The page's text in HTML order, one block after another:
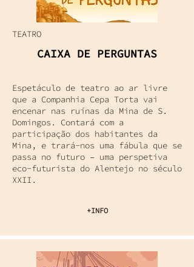
TEATRO
CAIXA DE PERGUNTAS
Espetáculo de teatro ao ar livre
que a Companhia Cepa Torta vai
encenar nas ruínas da Mina de S.
Domingos. Contará com a
participação dos habitantes da
Mina, e trará-nos uma fábula que se
passa no futuro – uma perspetiva
eco-futurista do Alentejo no século
XXII.
+INFO